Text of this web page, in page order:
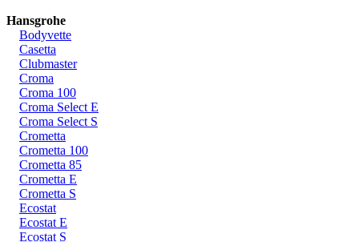
Hansgrohe
Bodyvette
Casetta
Clubmaster
Croma
Croma 100
Croma Select E
Croma Select S
Crometta
Crometta 100
Crometta 85
Crometta E
Crometta S
Ecostat
Ecostat E
Ecostat S